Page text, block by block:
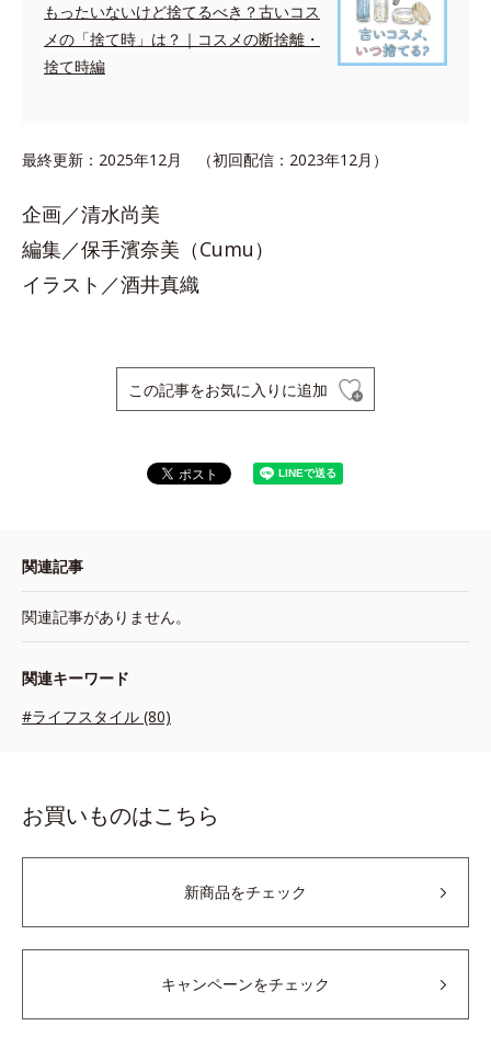
もったいないけど捨てるべき？古いコス
メの「捨て時」は？｜コスメの断捨離・
捨て時編
最終更新：2025年12月 （初回配信：2023年12月）
企画／清水尚美
編集／保手濱奈美（Cumu）
イラスト／酒井真織
この記事をお気に入りに追加
関連記事
関連記事がありません。
関連キーワード
#ライフスタイル (80)
お買いものはこちら
新商品をチェック
キャンペーンをチェック